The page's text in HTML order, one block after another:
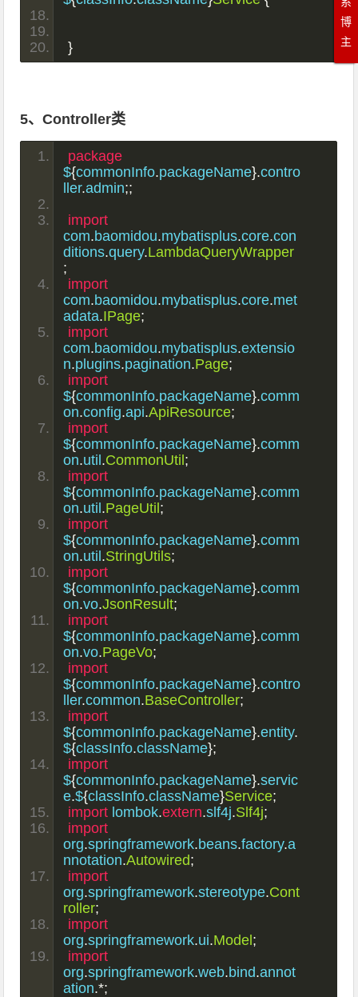
}
5、Controller类
package
${commonInfo.packageName}.contro
ller.admin;;
import
com.baomidou.mybatisplus.core.con
ditions.query.LambdaQueryWrapper
;
import
com.baomidou.mybatisplus.core.met
adata.IPage;
import
com.baomidou.mybatisplus.extensio
n.plugins.pagination.Page;
import
${commonInfo.packageName}.comm
on.config.api.ApiResource;
import
${commonInfo.packageName}.comm
on.util.CommonUtil;
import
${commonInfo.packageName}.comm
on.util.PageUtil;
import
${commonInfo.packageName}.comm
on.util.StringUtils;
import
${commonInfo.packageName}.comm
on.vo.JsonResult;
import
${commonInfo.packageName}.comm
on.vo.PageVo;
import
${commonInfo.packageName}.contro
ller.common.BaseController;
import
${commonInfo.packageName}.entity.
${classInfo.className};
import
${commonInfo.packageName}.servic
e.${classInfo.className}Service;
import lombok.extern.slf4j.Slf4j;
import
org.springframework.beans.factory.a
nnotation.Autowired;
import
org.springframework.stereotype.Cont
roller;
import
org.springframework.ui.Model;
import
org.springframework.web.bind.annot
ation.*;
博
主